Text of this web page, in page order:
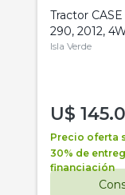
Tractor
290, 2012,
Isla Verde
U$
Precio oferta
30% de
financiación